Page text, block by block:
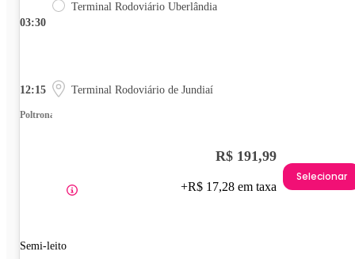
03:30
Terminal Rodoviário Uberlândia
12:15 Terminal Rodoviário de Jundiaí
Poltrona
Semi-leito
R$ 191,99
+R$ 17,28 em taxa
Selecionar